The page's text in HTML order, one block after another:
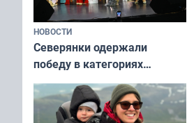
НОВОСТИ
Северянки одержали
победу в категориях
всероссийского конкурса
«Мисс и Миссис Великая
Русь»